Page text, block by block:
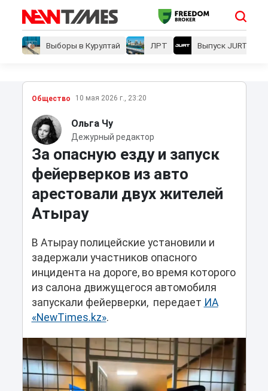
Выборы в Курултай ЛРТ Выпуск JURT
Общество 10 мая 2026 г., 23:20
Ольга Чу
Дежурный редактор
За опасную езду и запуск
фейерверков из авто
арестовали двух жителей
Атырау
В Атырау полицейские установили и
задержали участников опасного
инцидента на дороге, во время которого
из салона движущегося автомобиля
запускали фейерверки, передает ИА
«NewTimes.kz».